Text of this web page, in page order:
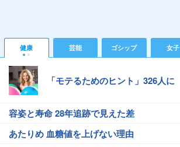
健康 芸能 ゴシップ 女子
「モテるためのヒント」326人に
容姿と寿命 28年追跡で見えた差
あたりめ 血糖値を上げない理由